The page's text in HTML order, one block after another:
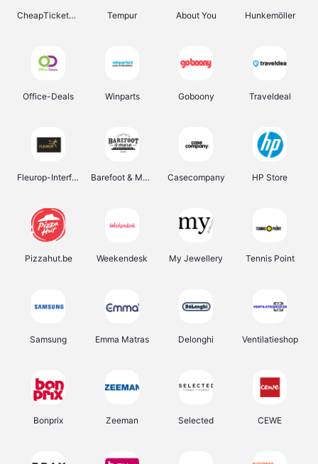
CheapTickets.be Tempur About You Hunkemöller
Office-Deals Winparts Goboony Traveldeal
Fleurop-Interflora Barefoot & More Casecompany HP Store
Pizzahut.be Weekendesk My Jewellery Tennis Point
Samsung Emma Matras Delonghi Ventilatieshop
Bonprix Zeeman Selected CEWE